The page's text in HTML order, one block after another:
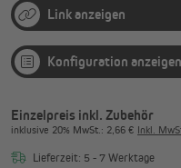
Link anzeigen
Konfiguration anzeigen
Einzelpreis inkl. Zubehör
inklusive 20% MwSt.: 2,66 € Inkl.
Lieferzeit: 5 - 7 Werktage